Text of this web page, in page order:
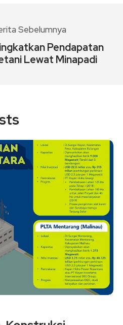
Sebelumnya
Pendapatan
Lewat Minapadi